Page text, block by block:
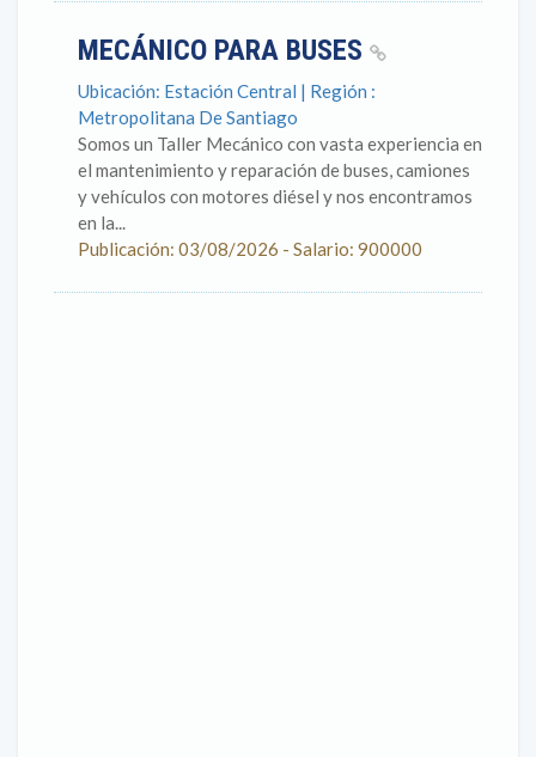
MECÁNICO PARA BUSES
Ubicación: Estación Central | Región :
Metropolitana De Santiago
Somos un Taller Mecánico con vasta experiencia en
el mantenimiento y reparación de buses, camiones
y vehículos con motores diésel y nos encontramos
en la...
Publicación: 03/08/2026 - Salario: 900000